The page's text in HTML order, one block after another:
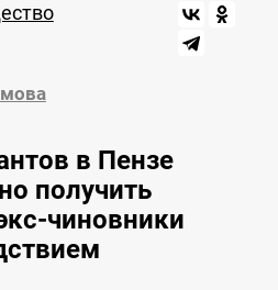
в Пензе
получить
чиновники